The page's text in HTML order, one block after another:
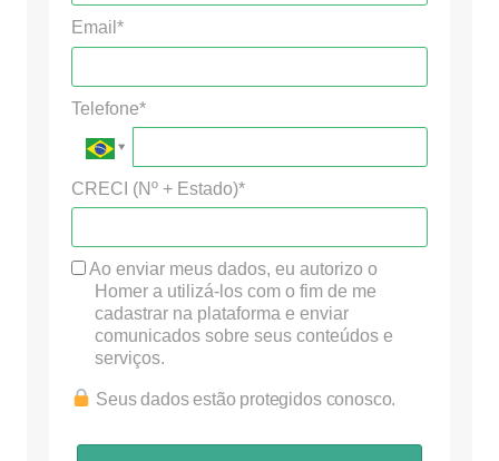
Email*
Telefone*
CRECI (Nº + Estado)*
Ao enviar meus dados, eu autorizo o
Homer a utilizá-los com o fim de me
cadastrar na plataforma e enviar
comunicados sobre seus conteúdos e
serviços.
Seus dados estão protegidos conosco.